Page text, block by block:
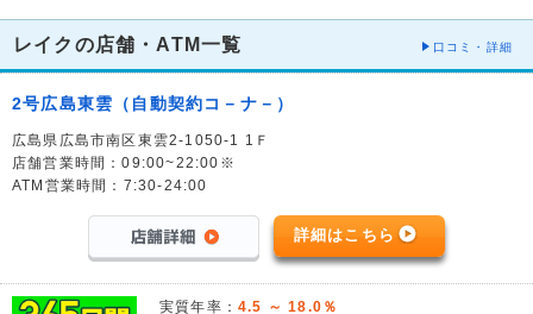
レイクの店舗・ATM一覧 口コミ・詳細
2号広島東雲（自動契約コ－ナ－）
広島県広島市南区東雲2-1050-1 1Ｆ
店舗営業時間：09:00~22:00※
ATM営業時間：7:30-24:00
詳細はこちら
実質年率： 4.5 ～ 18.0％